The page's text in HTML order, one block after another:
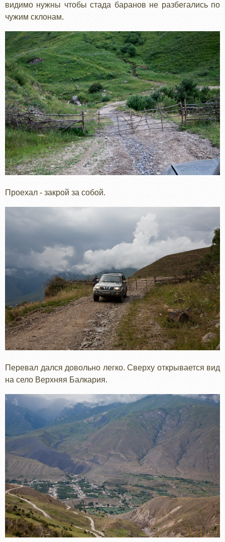
видимо нужны чтобы стада баранов не разбегались по
чужим склонам.
Проехал - закрой за собой.
Перевал дался довольно легко. Сверху открывается вид
на село Верхняя Балкария.